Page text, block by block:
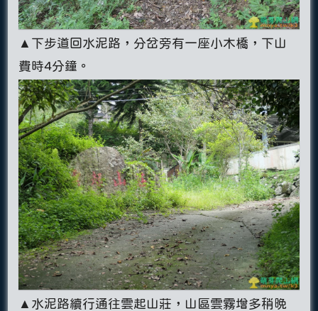
▲下步道回水泥路，分岔旁有一座小木橋，下山
費時4分鐘。
▲水泥路續行通往雲起山莊，山區雲霧增多稍晚